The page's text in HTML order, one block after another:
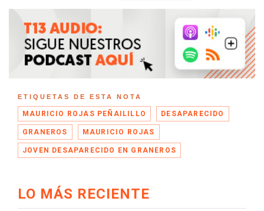
ETIQUETAS DE ESTA NOTA
MAURICIO ROJAS PEÑAILILLO DESAPARECIDO
GRANEROS MAURICIO ROJAS
JOVEN DESAPARECIDO EN GRANEROS
LO MÁS RECIENTE